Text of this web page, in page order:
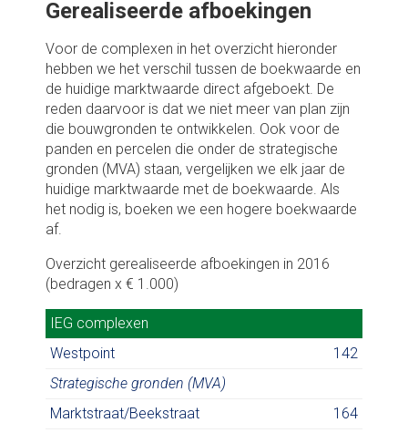
Gerealiseerde afboekingen
Voor de complexen in het overzicht hieronder
hebben we het verschil tussen de boekwaarde en
de huidige marktwaarde direct afgeboekt. De
reden daarvoor is dat we niet meer van plan zijn
die bouwgronden te ontwikkelen. Ook voor de
panden en percelen die onder de strategische
gronden (MVA) staan, vergelijken we elk jaar de
huidige marktwaarde met de boekwaarde. Als
het nodig is, boeken we een hogere boekwaarde
af.
Overzicht gerealiseerde afboekingen in 2016
(bedragen x € 1.000)
IEG complexen
IEG complexen
Westpoint
142
Strategische gronden (MVA)
Marktstraat/Beekstraat
164